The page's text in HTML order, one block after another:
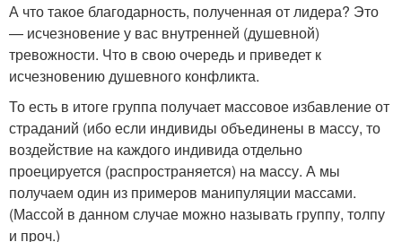
А что такое благодарность, полученная от лидера? Это
— исчезновение у вас внутренней (душевной)
тревожности. Что в свою очередь и приведет к
исчезновению душевного конфликта.
То есть в итоге группа получает массовое избавление от
страданий (ибо если индивиды объединены в массу, то
воздействие на каждого индивида отдельно
проецируется (распространяется) на массу. А мы
получаем один из примеров манипуляции массами.
(Массой в данном случае можно называть группу, толпу
и проч.)